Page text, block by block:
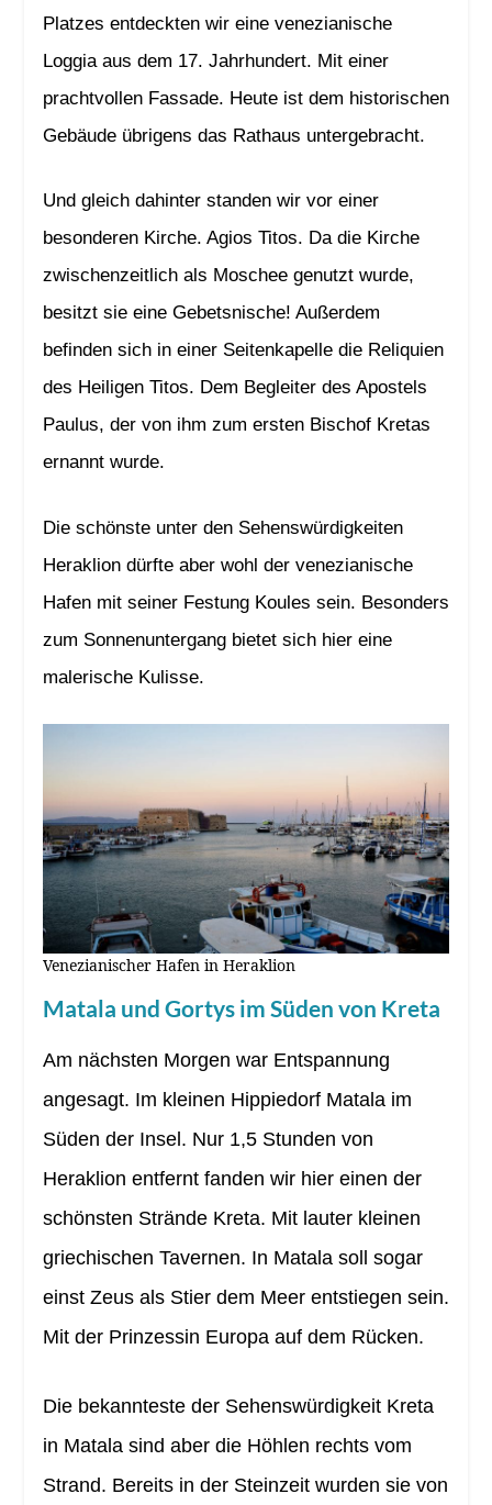
Platzes entdeckten wir eine venezianische
Loggia aus dem 17. Jahrhundert. Mit einer
prachtvollen Fassade. Heute ist dem historischen
Gebäude übrigens das Rathaus untergebracht.
Und gleich dahinter standen wir vor einer
besonderen Kirche. Agios Titos. Da die Kirche
zwischenzeitlich als Moschee genutzt wurde,
besitzt sie eine Gebetsnische! Außerdem
befinden sich in einer Seitenkapelle die Reliquien
des Heiligen Titos. Dem Begleiter des Apostels
Paulus, der von ihm zum ersten Bischof Kretas
ernannt wurde.
Die schönste unter den Sehenswürdigkeiten
Heraklion dürfte aber wohl der venezianische
Hafen mit seiner Festung Koules sein. Besonders
zum Sonnenuntergang bietet sich hier eine
malerische Kulisse.
Venezianischer Hafen in Heraklion
Matala und Gortys im Süden von Kreta
Am nächsten Morgen war Entspannung
angesagt. Im kleinen Hippiedorf Matala im
Süden der Insel. Nur 1,5 Stunden von
Heraklion entfernt fanden wir hier einen der
schönsten Strände Kreta. Mit lauter kleinen
griechischen Tavernen. In Matala soll sogar
einst Zeus als Stier dem Meer entstiegen sein.
Mit der Prinzessin Europa auf dem Rücken.
Die bekannteste der Sehenswürdigkeit Kreta
in Matala sind aber die Höhlen rechts vom
Strand. Bereits in der Steinzeit wurden sie von